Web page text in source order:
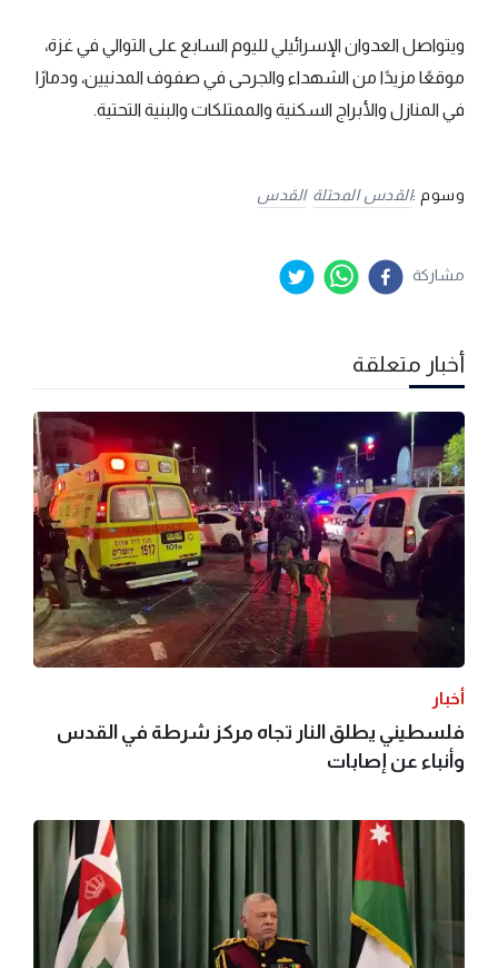
ويتواصل العدوان الإسرائيلي لليوم السابع على التوالي في غزة،
موقعًا مزيدًا من الشهداء والجرحى في صفوف المدنيين، ودمارًا
في المنازل والأبراج السكنية والممتلكات والبنية التحتية.
وسوم :القدس المحتلة القدس
مشاركة
أخبار متعلقة
أخبار
فلسطيني يطلق النار تجاه مركز شرطة في القدس
وأنباء عن إصابات